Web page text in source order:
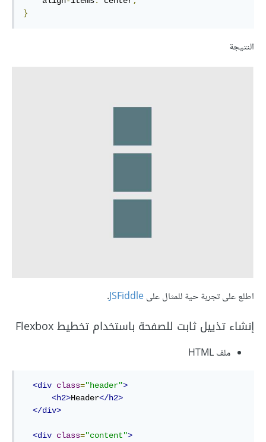
}
النتيجة
اطلع على تجربة حية للمثال علىJSFiddle
.
إنشاء تذييل ثابت للصفحة باستخدام تخطيط Flexbox
ملف HTML
<div class="header">
<h2>Header</h2>
</div>
<div class="content">